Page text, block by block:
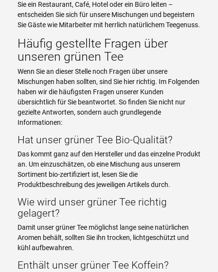
Sie ein Restaurant, Café, Hotel oder ein Büro leiten –
entscheiden Sie sich für unsere Mischungen und begeistern
Sie Gäste wie Mitarbeiter mit herrlich natürlichem Teegenuss.
Häufig gestellte Fragen über
unseren grünen Tee
Wenn Sie an dieser Stelle noch Fragen über unsere
Mischungen haben sollten, sind Sie hier richtig. Im Folgenden
haben wir die häufigsten Fragen unserer Kunden
übersichtlich für Sie beantwortet. So finden Sie nicht nur
gezielte Antworten, sondern auch grundlegende
Informationen:
Hat unser grüner Tee Bio-Qualität?
Das kommt ganz auf den Hersteller und das einzelne Produkt
an. Um einzuschätzen, ob eine Mischung aus unserem
Sortiment bio-zertifiziert ist, lesen Sie die
Produktbeschreibung des jeweiligen Artikels durch.
Wie wird unser grüner Tee richtig
gelagert?
Damit unser grüner Tee möglichst lange seine natürlichen
Aromen behält, sollten Sie ihn trocken, lichtgeschützt und
kühl aufbewahren.
Enthält unser grüner Tee Koffein?